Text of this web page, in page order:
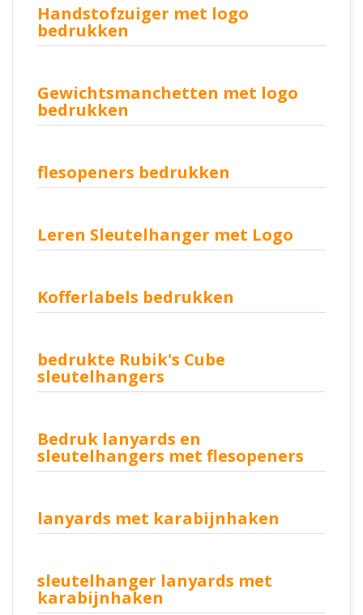
Handstofzuiger met logo
bedrukken
Gewichtsmanchetten met logo
bedrukken
flesopeners bedrukken
Leren Sleutelhanger met Logo
Kofferlabels bedrukken
bedrukte Rubik's Cube
sleutelhangers
Bedruk lanyards en
sleutelhangers met flesopeners
lanyards met karabijnhaken
sleutelhanger lanyards met
karabijnhaken